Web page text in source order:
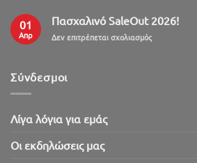
01
Απρ
Πασχαλινό SaleOut 2026!
Δεν επιτρέπεται σχολιασμόςστο
Σύνδεσμοι
Λίγα λόγια για εμάς
Oι εκδηλώσεις μας